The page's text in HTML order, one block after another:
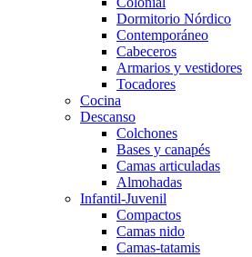
Dormitorio Nórdico
Contemporáneo
Cabeceros
Armarios y vestidores
Tocadores
Cocina
Descanso
Colchones
Bases y canapés
Camas articuladas
Almohadas
Infantil-Juvenil
Compactos
Camas nido
Camas-tatamis